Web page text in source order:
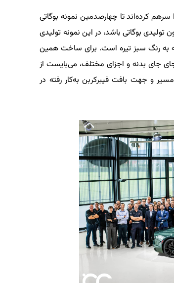
بسیار خبره، نزدیک به هزار و ۸۰۰ قطعه را سرهم کرده‌اند تا چهارصدمین نمونه بوگاتی
تولیدی بوگاتی باشد، در این نمونه تولیدی
به رنگ سبز تیره است. برای ساخت همین
جای بدنه و اجزای مختلف، می‌بایست از
و جهت بافت فیبرکربن به‌کار رفته در